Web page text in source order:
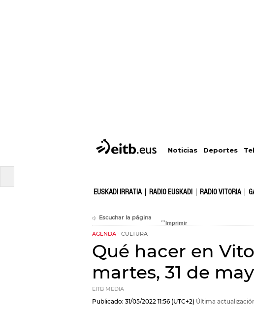
Noticias Deportes
EUSKADI IRRATIA RADIO EUSKADI RADIO VITORIA
Escuchar la página
AGENDA CULTURA
Qué hacer en
martes, 31 de
EITB MEDIA
Publicado: 31/05/2022 11:56 (UTC+2) Última